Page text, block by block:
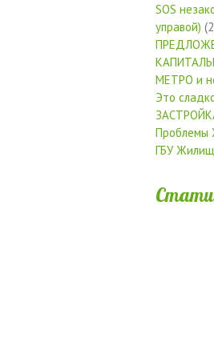
SOS
управой)
МЕТРО и
Это
Проблемы
ГБУ